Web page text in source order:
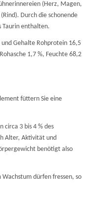
(Herz, Magen,
Durch die schonende
Taurin enthalten.
Gehalte Rohprotein 16,5
1,7 %, Feuchte 68,2
füttern Sie eine
circa 3 bis 4 % des
Alter, Aktivität und
benötigt also
dürfen fressen, so